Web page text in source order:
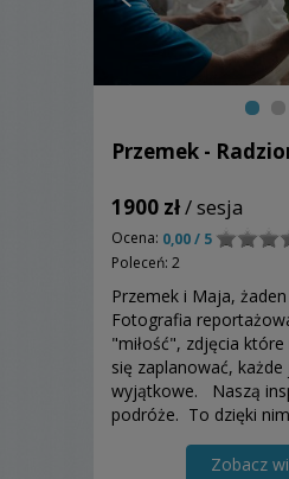
Przemek -
1900 zł/ sesja
Ocena: 0,00 / 5
Poleceń: 2
Przemek i Maja,
Fotografia
"miłość", zdjęcia
się zaplanować, każde
wyjątkowe. Naszą
podróże. To dzięki
Zobacz